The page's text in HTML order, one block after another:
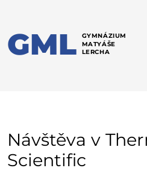
GML GYMNÁZIUM
MATYÁŠE
LERCHA
Návštěva v
Scientific